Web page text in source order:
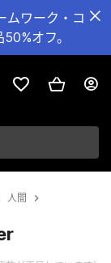
ムワーク・コ
オフ。
人間